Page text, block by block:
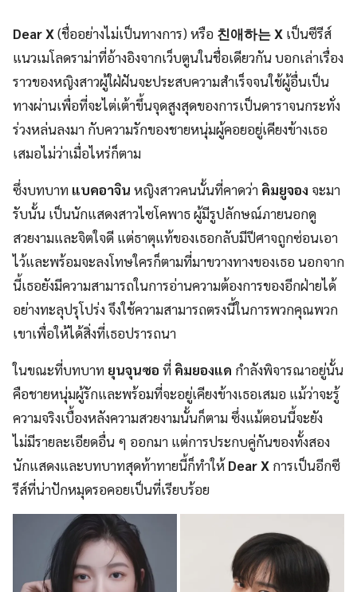
Dear X(ชื่ออย่างไม่เป็นทางการ) หรือ 친애하는 X เป็นซีรีส์
แนวเมโลดราม่าที่อ้างอิงจากเว็บตูนในชื่อเดียวกัน บอกเล่าเรื่อง
ราวของหญิงสาวผู้ใฝ่ฝันจะประสบความสำเร็จจนใช้ผู้อื่นเป็น
ทางผ่านเพื่อที่จะไต่เต้าขึ้นจุดสูงสุดของการเป็นดาราจนกระทั่ง
ร่วงหล่นลงมา กับความรักของชายหนุ่มผู้คอยอยู่เคียงข้างเธอ
เสมอไม่ว่าเมื่อไหร่ก็ตาม
ซึ่งบทบาท แบคอาจิน หญิงสาวคนนั้นที่คาดว่า คิมยูจอง จะมา
รับนั้น เป็นนักแสดงสาวไซโคพาธ ผู้มีรูปลักษณ์ภายนอกดู
สวยงามและจิตใจดี แต่ธาตุแท้ของเธอกลับมีปีศาจถูกซ่อนเอา
ไว้และพร้อมจะลงโทษใครก็ตามที่มาขวางทางของเธอ นอกจาก
นี้เธอยังมีความสามารถในการอ่านความต้องการของอีกฝ่ายได้
อย่างทะลุปรุโปร่ง จึงใช้ความสามารถตรงนี้ในการพวกคุณพวก
เขาเพื่อให้ได้สิ่งที่เธอปรารถนา
ในขณะที่บทบาท ยุนจุนซอ ที่ คิมยองแด กำลังพิจารณาอยู่นั้น
คือชายหนุ่มผู้รักและพร้อมที่จะอยู่เคียงข้างเธอเสมอ แม้ว่าจะรู้
ความจริงเบื้องหลังความสวยงามนั้นก็ตาม ซึ่งแม้ตอนนี้จะยัง
ไม่มีรายละเอียดอื่น ๆ ออกมา แต่การประกบคู่กันของทั้งสอง
นักแสดงและบทบาทสุดท้าทายนี้ก็ทำให้ Dear X การเป็นอีกซี
รีส์ที่น่าปักหมุดรอคอยเป็นที่เรียบร้อย